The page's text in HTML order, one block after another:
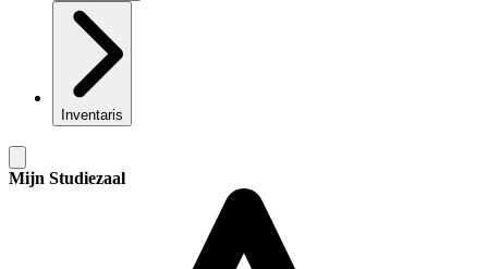
Inventaris
Mijn Studiezaal